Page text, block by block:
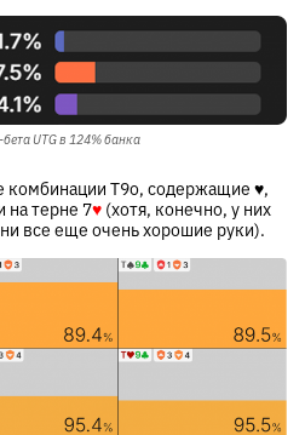
UTG в 124% банка
комбинации T9o, содержащие ♥,
на терне 7♥ (хотя, конечно, у них
все еще очень хорошие руки).